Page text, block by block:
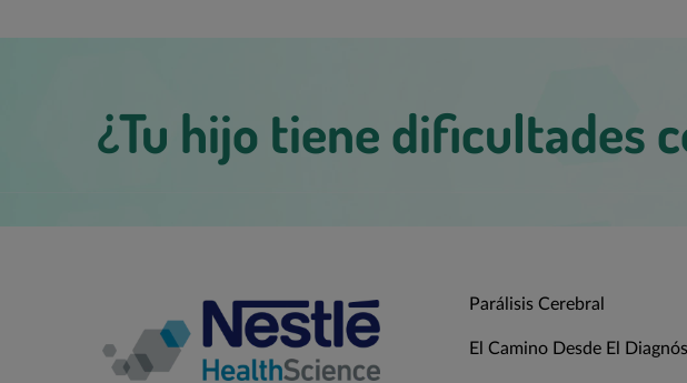
¿Tu hijo tiene dificultades
Parálisis Cerebral
El Camino Desde El